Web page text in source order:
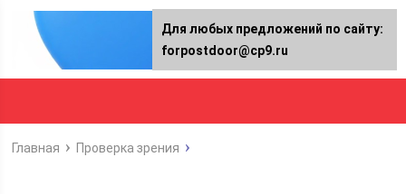
Главная Проверка зрения
Для любых предложений по сайту:
forpostdoor@cp9.ru